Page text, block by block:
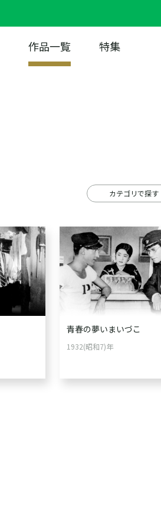
作品一覧 特集
カテゴリで探す
青春の夢いまいづこ
1932(昭和7)年